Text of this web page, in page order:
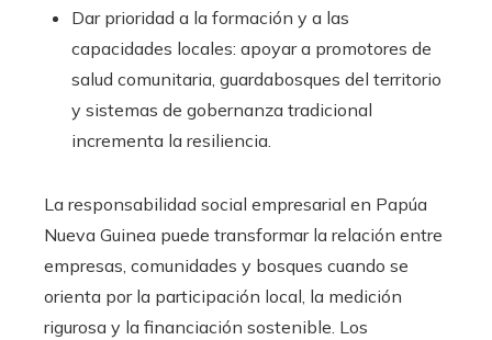
Dar prioridad a la formación y a las
capacidades locales: apoyar a promotores de
salud comunitaria, guardabosques del territorio
y sistemas de gobernanza tradicional
incrementa la resiliencia.
La responsabilidad social empresarial en Papúa
Nueva Guinea puede transformar la relación entre
empresas, comunidades y bosques cuando se
orienta por la participación local, la medición
rigurosa y la financiación sostenible. Los